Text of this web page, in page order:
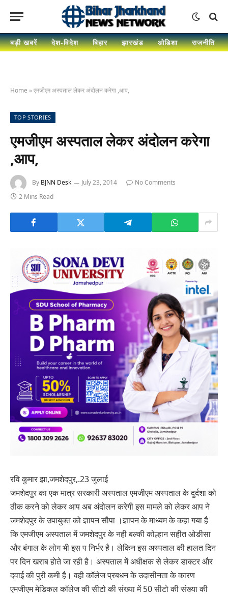
बड़ी खबरें देश-विदेश बिहार झारखंड ओडिशा राजनीति
Home »एमजीएम अस्पताल लेकर अंदोलन करेगा ,आप,
TOP STORIES
एमजीएम अस्पताल लेकर अंदोलन करेगा
,आप,
By BJNN Desk July 23, 2014
No Comments
2 Mins Read
रवि कुमार झा,जमशेदपुर,.23 जुलाई
जमशेदपुर का एक मात्र सरकारी अस्पताल एमजीएम अस्पताल के दुर्दशा को
ठीक करने को लेकर आप अब अंदोलन करेगी इस मामले को लेकर आप ने
जमशेदपुर के उपायुक्त को ज्ञापन सौपा ।ज्ञापन के माध्यम के कहा गया है
कि एमजीएम अस्पताल में जमशेदपुर के नही बल्की कोल्हान सहीत ओङीसा
और बंगाल के लोग भी इस प निर्भर है। लेकिन इस अस्पताल की हालत दिन
पर दिन खराब होते जा रही है। अस्पताल में अधीक्षक से लेकर डाक्टर और
दवाई की पुरी कमी है। वही कॉलेज प्रबधन के उदासीनता के कारण
एमजीएम मेडिकल कॉलेज की सीटो की संख्या में 50 सीटो की संख्या की